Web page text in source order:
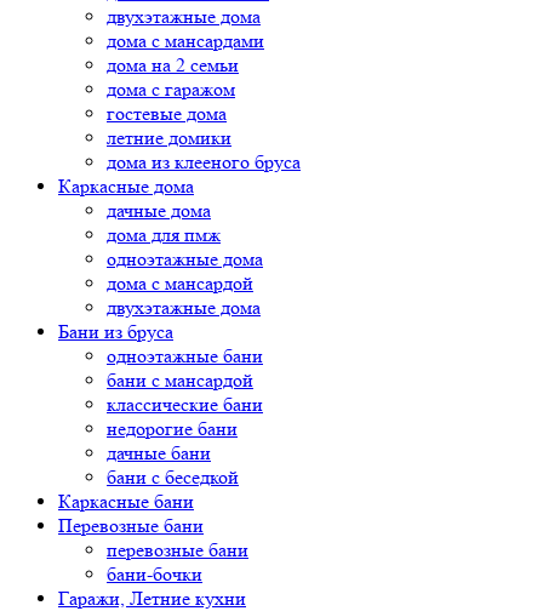
двухэтажные дома
дома с мансардами
дома на 2 семьи
дома с гаражом
гостевые дома
летние домики
дома из клееного бруса
Каркасные дома
дачные дома
дома для пмж
одноэтажные дома
дома с мансардой
двухэтажные дома
Бани из бруса
одноэтажные бани
бани с мансардой
классические бани
недорогие бани
дачные бани
бани с беседкой
Каркасные бани
Перевозные бани
перевозные бани
бани-бочки
Гаражи, Летние кухни